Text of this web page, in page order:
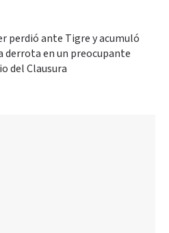
perdió ante Tigre y acumuló
derrota en un preocupante
del Clausura